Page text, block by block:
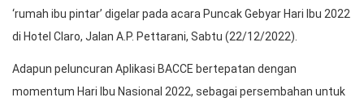
‘rumah ibu pintar’ digelar pada acara Puncak Gebyar Hari Ibu 2022
di Hotel Claro, Jalan A.P. Pettarani, Sabtu (22/12/2022).
Adapun peluncuran Aplikasi BACCE bertepatan dengan
momentum Hari Ibu Nasional 2022, sebagai persembahan untuk